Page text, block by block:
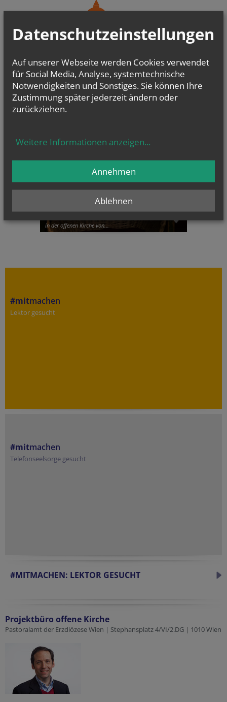
CHRONIK
in der offenen Kirche von...
#mitmachen
Lektor gesucht
#mitmachen
Telefonseelsorge gesucht
#MITMACHEN: LEKTOR GESUCHT
Projektbüro offene Kirche
Pastoralamt der Erzdiözese Wien | Stephansplatz 4/VI/2.DG | 1010 Wien
Datenschutzeinstellungen
Auf unserer Webseite werden Cookies verwendet
für Social Media, Analyse, systemtechnische
Notwendigkeiten und Sonstiges. Sie können Ihre
Zustimmung später jederzeit ändern oder
zurückziehen.
Weitere Informationen anzeigen...
Ablehnen
Annehmen